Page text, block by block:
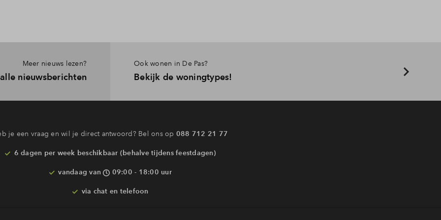
Meer nieuws lezen?
nieuwsberichten
Ook wonen in De Pas?
Bekijk de woningtypes!
je een vraag en wil je direct antwoord? Bel ons op 088 712 21 77
6 dagen per week beschikbaar (behalve tijdens feestdagen)
vandaag van 09:00 - 18:00 uur
via chat en telefoon